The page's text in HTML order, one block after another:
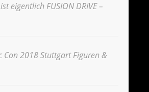
eigentlich FUSION DRIVE –
Con 2018 Stuttgart Figuren &